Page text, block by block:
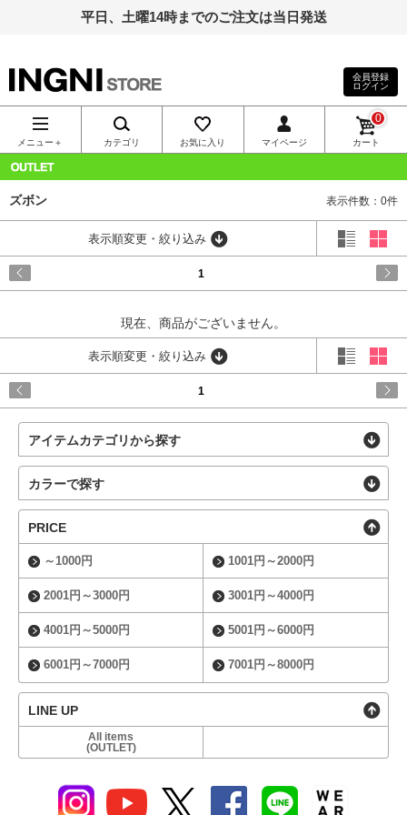
平日、土曜14時までのご注文は当日発送
INGNI（イン
グ）公式通
販｜INGNI
STORE
会員登録
ログイン
メニュー＋ カテゴリ お気に入り マイページ カート
0
ズボン 表示件数：0件
表示順変更・絞り込み
1
現在、商品がございません。
表示順変更・絞り込み
1
アイテムカテゴリから探す
カラーで探す
PRICE
～1000円 1001円～2000円
2001円～3000円 3001円～4000円
4001円～5000円 5001円～6000円
6001円～7000円 7001円～8000円
LINE UP
All items
(OUTLET)